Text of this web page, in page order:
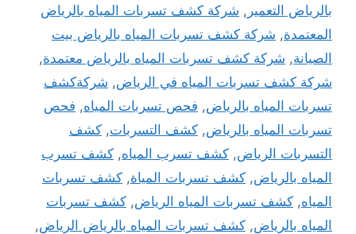
بالرياض التعمير , شركة كشف تسربات المياه بالرياض
المعتمدة, شركة كشف تسربات المياه بالرياض بيت
الصيانة, شركة كشف تسربات المياه بالرياض معتمدة,
شركة كشف تسربات المياه في الرياض, شركةكشف
تسربات المياه بالرياض, فحص تسربات المياه, فحص
تسربات المياه بالرياض, كشف التسربات, كشف
التسربات الرياض, كشف تسرب المياه, كشف تسرب
المياه بالرياض, كشف تسربات المياة, كشف تسربات
المياه, كشف تسربات المياه الرياض, كشف تسربات
المياه بالرياض, كشف تسربات المياه بالرياض الرياض,